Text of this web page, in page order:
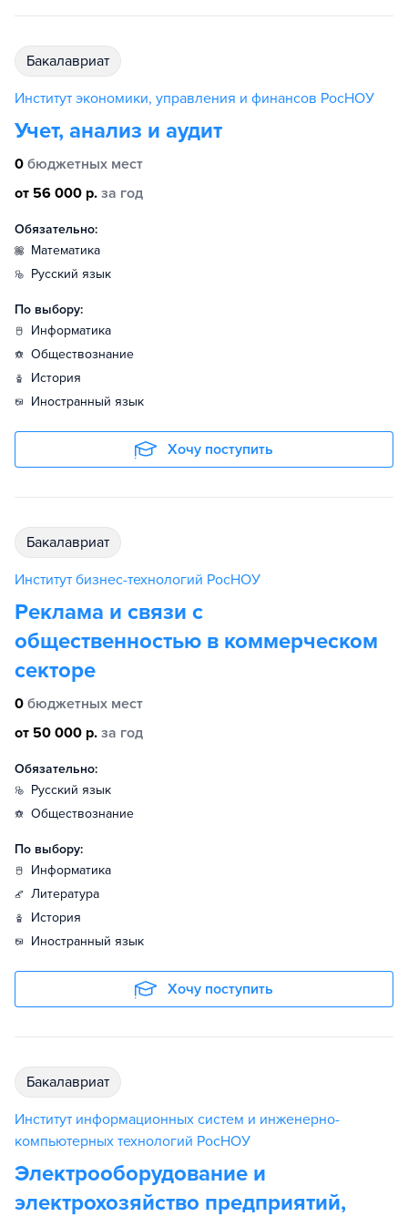
бакалавриат
Институт экономики, управления и финансов РосНОУ
Учет, анализ и аудит
0 бюджетных мест
от 56 000 р. за год
Обязательно:
математика
русский язык
По выбору:
информатика
обществознание
история
иностранный язык
Хочу поступить
бакалавриат
Институт бизнес-технологий РосНОУ
Реклама и связи с
общественностью в коммерческом
секторе
0 бюджетных мест
от 50 000 р. за год
Обязательно:
русский язык
обществознание
По выбору:
информатика
литература
история
иностранный язык
Хочу поступить
бакалавриат
Институт информационных систем и инженерно-
компьютерных технологий РосНОУ
Электрооборудование и
электрохозяйство предприятий,